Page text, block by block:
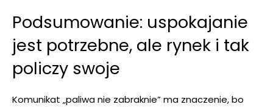
Podsumowanie: uspokajanie
jest potrzebne, ale rynek i tak
policzy swoje
Komunikat „paliwa nie zabraknie” ma znaczenie, bo